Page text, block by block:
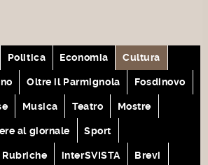
Politica Economia Cultura
Oltre il Parmignola Fosdinovo
Musica Teatro Mostre
al giornale Sport
Rubriche interSVISTA Brevi